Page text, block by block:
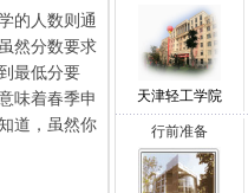
的人数则通
然分数要求
最低分要
味着春季申
道，虽然你
天津轻工学院
行前准备